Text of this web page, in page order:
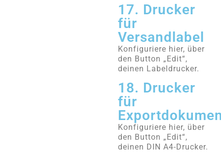
17. Drucker
für
Versandlabel
Konfiguriere hier, über
den Button „Edit“,
deinen Labeldrucker.
18. Drucker
für
Konfiguriere hier, über
den Button „Edit“,
deinen DIN A4-Drucker.